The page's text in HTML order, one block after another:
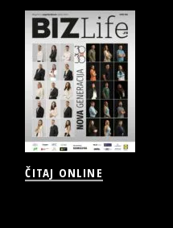
ČITAJ ONLINE